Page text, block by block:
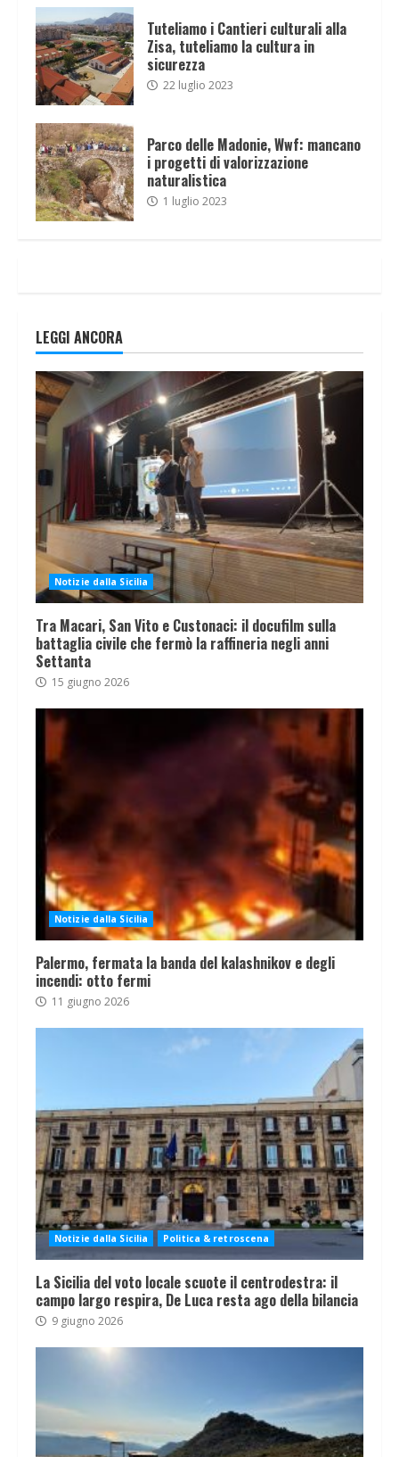
Tuteliamo i Cantieri culturali alla
Zisa, tuteliamo la cultura in
sicurezza
22 luglio 2023
Parco delle Madonie, Wwf: mancano
i progetti di valorizzazione
naturalistica
1 luglio 2023
LEGGI ANCORA
Notizie dalla Sicilia
Tra Macari, San Vito e Custonaci: il docufilm sulla
battaglia civile che fermò la raffineria negli anni
Settanta
15 giugno 2026
Notizie dalla Sicilia
Palermo, fermata la banda del kalashnikov e degli
incendi: otto fermi
11 giugno 2026
Notizie dalla Sicilia Politica & retroscena
La Sicilia del voto locale scuote il centrodestra: il
campo largo respira, De Luca resta ago della bilancia
9 giugno 2026